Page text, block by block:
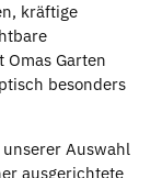
kräftige
Garten
besonders
Auswahl
ausgerichtete